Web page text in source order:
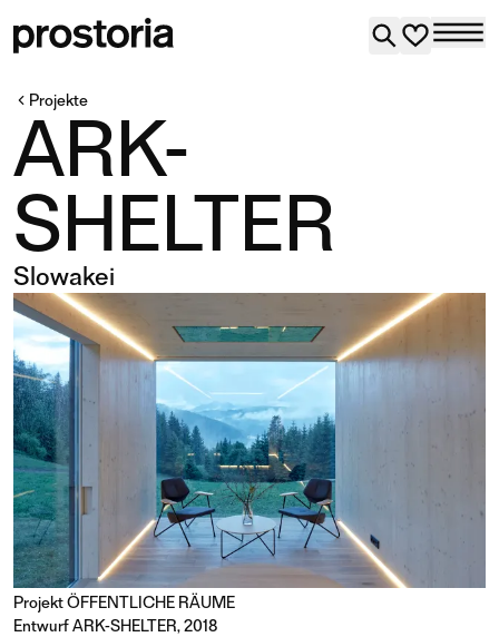
Projekte
ARK-
SHELTER
Slowakei
ProjektÖFFENTLICHE RÄUME
Entwurf ARK-SHELTER, 2018